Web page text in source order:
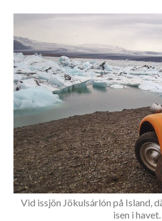
Vid issjön Jökulsárlón på Island,
isen i havet.